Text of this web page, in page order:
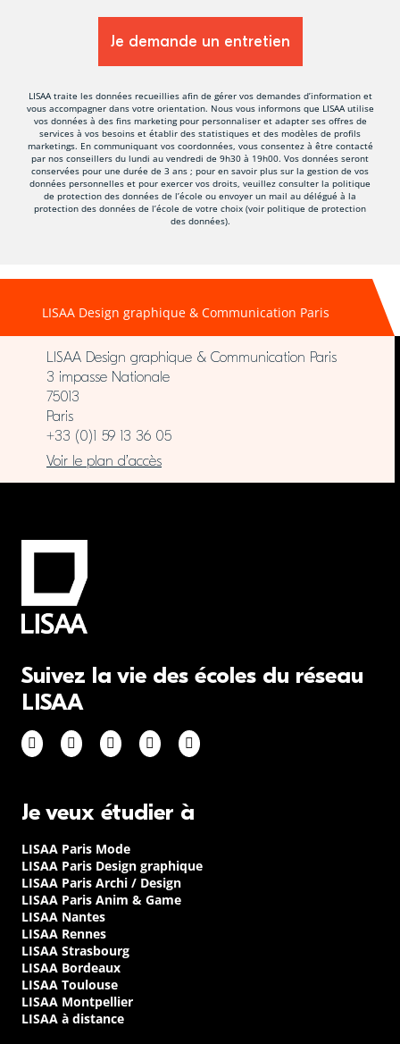
LISAA traite les données recueillies afin de gérer vos demandes d’information et
vous accompagner dans votre orientation. Nous vous informons que LISAA utilise
vos données à des fins marketing pour personnaliser et adapter ses offres de
services à vos besoins et établir des statistiques et des modèles de profils
marketings. En communiquant vos coordonnées, vous consentez à être contacté
par nos conseillers du lundi au vendredi de 9h30 à 19h00. Vos données seront
conservées pour une durée de 3 ans ; pour en savoir plus sur la gestion de vos
données personnelles et pour exercer vos droits, veuillez consulter la politique
de protection des données de l’école ou envoyer un mail au délégué à la
protection des données de l’école de votre choix (voir politique de protection
des données).
LISAA Design graphique & Communication Paris
LISAA Design graphique & Communication Paris
3 impasse Nationale
75013
Paris
+33 (0)1 59 13 36 05
Voir le plan d’accès
Suivez la vie des écoles du réseau
LISAA
Je veux étudier à
LISAA Paris Mode
LISAA Paris Design graphique
LISAA Paris Archi / Design
LISAA Paris Anim & Game
LISAA Nantes
LISAA Rennes
LISAA Strasbourg
LISAA Bordeaux
LISAA Toulouse
LISAA Montpellier
LISAA à distance